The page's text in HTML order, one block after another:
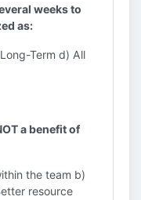
weeks to
as:
Term d) All
a benefit of
the team b)
resource